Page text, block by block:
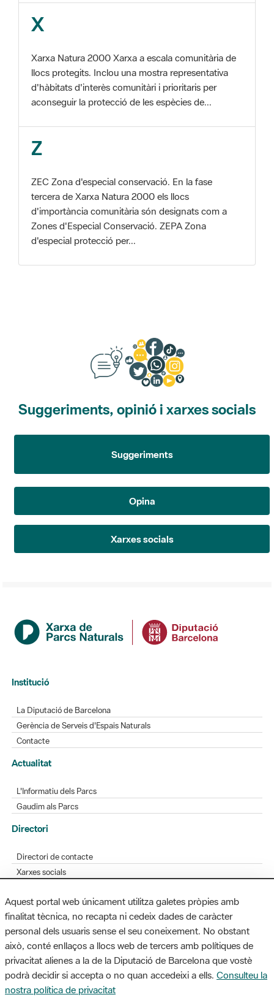
llocs protegits. Inclou una mostra representativa
aconseguir la protecció de les espècies de...
Z
tercera de Xarxa Natura 2000 els llocs
Zones d'Especial Conservació. ZEPA Zona
d'especial protecció per...
Suggeriments, opinió i xarxes socials
Suggeriments
Opina
Xarxes socials
Institució
Gerència de Serveis d'Espais Naturals
Actualitat
L'Informatiu dels Parcs
Gaudim als Parcs
Directori de contacte
Xarxes socials
Bústia de suggeriments
Opineu sobre els parcs
MAPA WEB AVÍS LEGAL ACCESSIBILITAT
Diputació de Barcelona. Edifici Llacuna, 1a planta. Badajoz, 49. 08005
Barcelona. Tel. 934 022 428 / xarxaparcs@diba.cat
Aquest portal web únicament utilitza galetes pròpies amb
finalitat tècnica, no recapta ni cedeix dades de caràcter
personal dels usuaris sense el seu coneixement. No obstant
això, conté enllaços a llocs web de tercers amb polítiques de
privacitat alienes a la de la Diputació de Barcelona que vostè
podrà decidir si accepta o no quan accedeixi a ells. Consulteu la
nostra política de privacitat